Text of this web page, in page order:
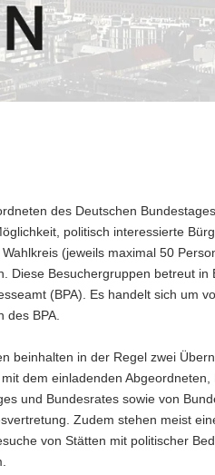
des Deutschen
politisch interessierte
(jeweils maximal 50
Diese Besuchergruppen betreut in
(BPA). Es handelt sich um
des BPA.
beinhalten in der Regel zwei
dem einladenden Abgeordneten,
und Bundesrates sowie von
Zudem stehen meist
von Stätten mit politischer